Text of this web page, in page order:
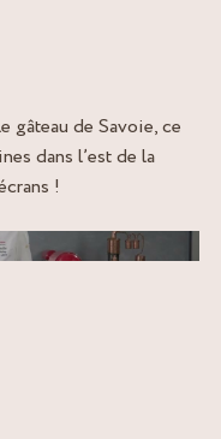
de Savoie, ce
dans l’est de la
!